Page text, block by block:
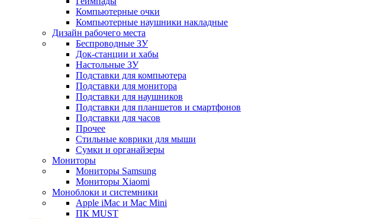
Компьютерные очки
Компьютерные наушники накладные
Дизайн рабочего места
Беспроводные ЗУ
Док-станции и хабы
Настольные ЗУ
Подставки для компьютера
Подставки для монитора
Подставки для наушников
Подставки для планшетов и смартфонов
Подставки для часов
Прочее
Стильные коврики для мыши
Сумки и органайзеры
Мониторы
Мониторы Samsung
Мониторы Xiaomi
Моноблоки и системники
Apple iMac и Mac Mini
ПК MUST